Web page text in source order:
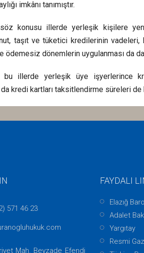
imkânı tanımıştır.
konusu illerde yerleşik kişilere yeni
taşıt ve tüketici kredilerinin
ödemesiz dönemlerin uygulanması da
bu illerde yerleşik üye işyerlerince
da kredi kartları taksitlendirme süreleri de
571 46 23
Mah. Beyzade Efendi
FAYDALI
Elazığ
Adalet
Yargıtay
Resmi